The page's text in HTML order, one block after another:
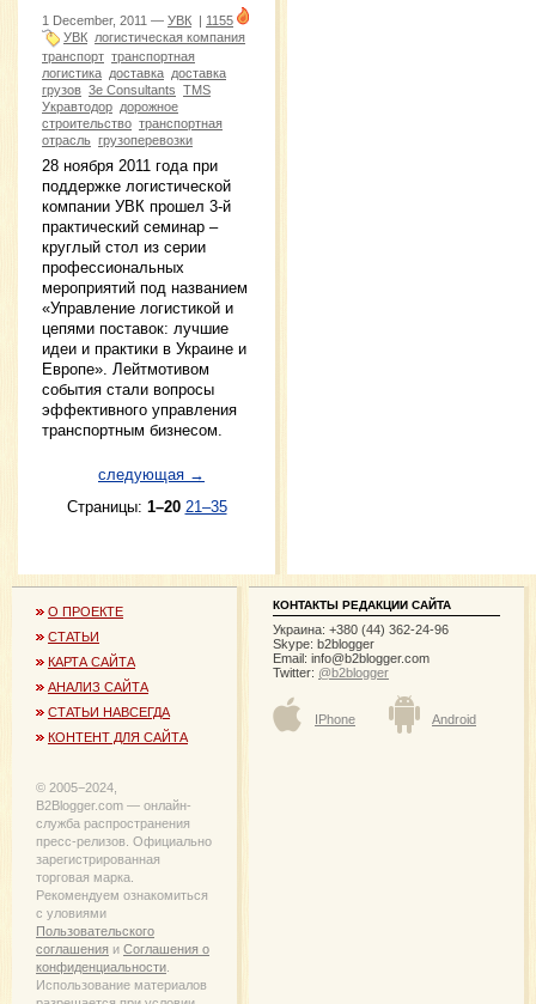
1 December, 2011 — УВК | 1155
УВК логистическая компания
транспорт транспортная
логистика доставка доставка
грузов 3e Consultants TMS
Укравтодор дорожное
строительство транспортная
отрасль грузоперевозки
28 ноября 2011 года при
поддержке логистической
компании УВК прошел 3-й
практический семинар –
круглый стол из серии
профессиональных
мероприятий под названием
«Управление логистикой и
цепями поставок: лучшие
идеи и практики в Украине и
Европе». Лейтмотивом
события стали вопросы
эффективного управления
транспортным бизнесом.
следующая →
Страницы: 1–20 21–35
О ПРОЕКТЕ
СТАТЬИ
КАРТА САЙТА
АНАЛИЗ САЙТА
СТАТЬИ НАВСЕГДА
КОНТЕНТ ДЛЯ САЙТА
© 2005−2024,
B2Blogger.com — онлайн-
служба распространения
пресс-релизов. Официально
зарегистрированная
торговая марка.
Рекомендуем ознакомиться
с уловиями
Пользовательского
соглашения и Соглашения о
конфиденциальности
Использование материалов
КОНТАКТЫ РЕДАКЦИИ САЙТА
Украина: +380 (44) 362-24-96
Skype: b2blogger
Email: info@b2blogger.com
Twitter: @b2blogger
IPhone Android